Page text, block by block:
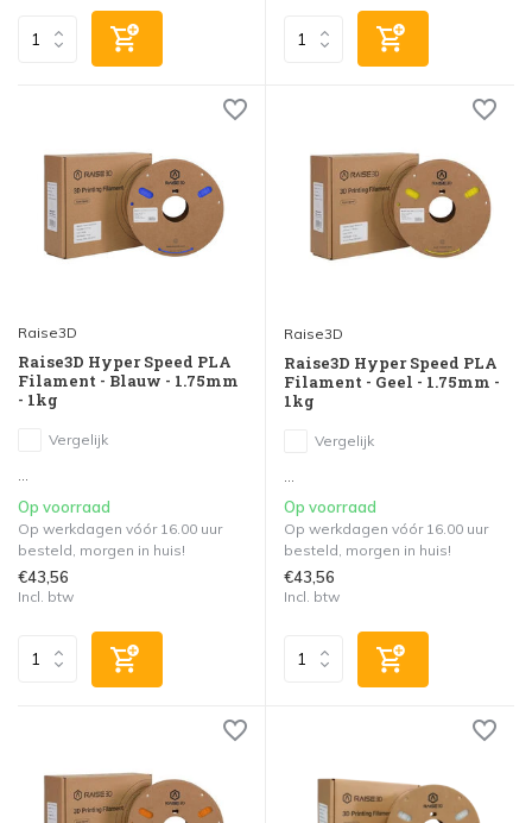
Raise3D
Raise3D Hyper Speed PLA
Filament - Blauw - 1.75mm
- 1kg
Vergelijk
Op voorraad
Op werkdagen vóór 16.00 uur
besteld, morgen in huis!
€43,56
Incl. btw
Raise3D
Raise3D Hyper Speed PLA
Filament - Geel - 1.75mm -
1kg
Vergelijk
Op voorraad
Op werkdagen vóór 16.00 uur
besteld, morgen in huis!
€43,56
Incl. btw